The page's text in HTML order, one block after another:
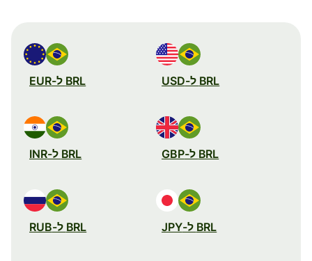
BRL ל-USD BRL ל-EUR
BRL ל-GBP BRL ל-INR
BRL ל-JPY BRL ל-RUB